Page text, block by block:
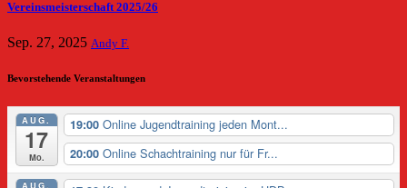
Vereinsmeisterschaft 2025/26
Sep. 27, 2025 Andy F.
Bevorstehende Veranstaltungen
AUG.
17
Mo.
19:00 Online Jugendtraining jeden Mont...
20:00 Online Schachtraining nur für Fr...
AUG.